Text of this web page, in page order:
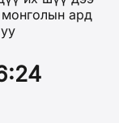
монголын ард